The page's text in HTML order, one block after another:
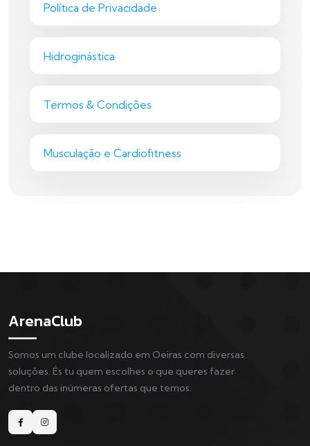
Política de Privacidade
Hidroginástica
Termos & Condições
Musculação e Cardiofitness
ArenaClub
Somos um clube localizado em Oeiras com diversas
soluções. És tu quem escolhes o que queres fazer
dentro das inúmeras ofertas que temos.